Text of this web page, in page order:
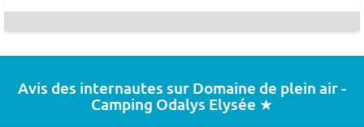
Avis des internautes sur Domaine de plein air -
Camping Odalys Elysée ★